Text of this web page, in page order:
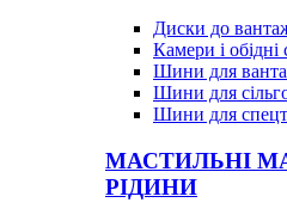
Диски до
Камери і обідні
Шини для
Шини для
Шини для
МАСТИЛЬНІ
РІДИНИ